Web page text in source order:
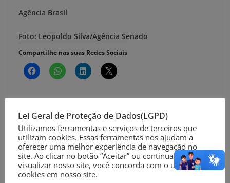
Agência Brasil
Foto: Leopoldo Silva/Agência Senado
Compartilhe nas suas Redes Sociais
Suspensão de pagamento do Fies até o fim do ano é
aprovado na Câmara
Aposentadoria por Invalidez e a Reforma da
Previdência
Lei Geral de Proteção de Dados(LGPD)
Utilizamos ferramentas e serviços de terceiros que
utilizam cookies. Essas ferramentas nos ajudam a
oferecer uma melhor experiência de navegação no
site. Ao clicar no botão “Aceitar” ou continuar a
visualizar nosso site, você concorda com o uso de
cookies em nosso site.